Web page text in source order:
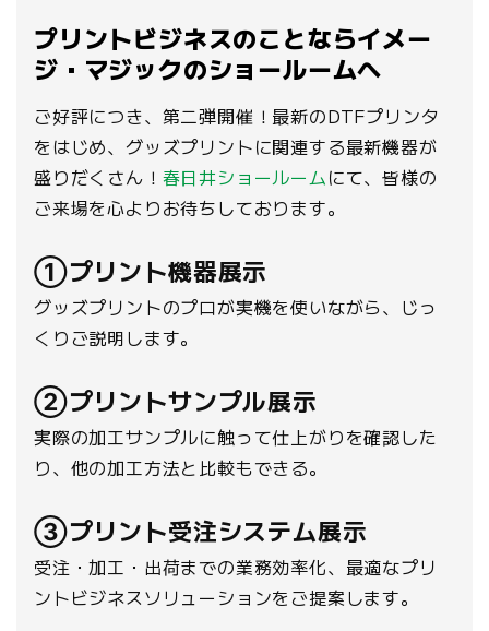
プリントビジネスのことならイメー
ジ・マジックのショールームへ
ご好評につき、第二弾開催！最新のDTFプリンタ
をはじめ、グッズプリントに関連する最新機器が
盛りだくさん！ 春日井ショールームにて、皆様の
ご来場を心よりお待ちしております。
①プリント機器展示
グッズプリントのプロが実機を使いながら、じっ
くりご説明します。
②プリントサンプル展示
実際の加工サンプルに触って仕上がりを確認した
り、他の加工方法と比較もできる。
③プリント受注システム展示
受注・加工・出荷までの業務効率化、最適なプリ
ントビジネスソリューションをご提案します。